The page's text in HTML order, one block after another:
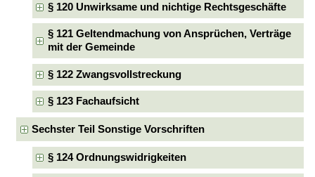
§ 120 Unwirksame und nichtige Rechtsgeschäfte
§ 121 Geltendmachung von Ansprüchen, Verträge
mit der Gemeinde
§ 122 Zwangsvollstreckung
§ 123 Fachaufsicht
Sechster Teil Sonstige Vorschriften
§ 124 Ordnungswidrigkeiten